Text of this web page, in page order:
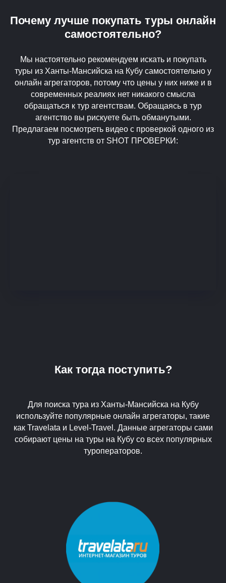
Почему лучше покупать туры онлайн
самостоятельно?
Мы настоятельно рекомендуем искать и покупать
туры из Ханты-Мансийска на Кубу самостоятельно у
онлайн агрегаторов, потому что цены у них ниже и в
современных реалиях нет никакого смысла
обращаться к тур агентствам. Обращаясь в тур
агентство вы рискуете быть обманутыми.
Предлагаем посмотреть видео с проверкой одного из
тур агентств от SHOT ПРОВЕРКИ:
Как тогда поступить?
Для поиска тура из Ханты-Мансийска на Кубу
используйте популярные онлайн агрегаторы, такие
как Travelata и Level-Travel. Данные агрегаторы сами
собирают цены на туры на Кубу со всех популярных
туроператоров.